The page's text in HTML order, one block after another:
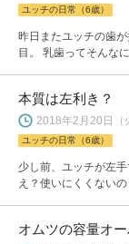
ユッチの日常（6歳）
昨日またユッチの歯
目。 乳歯ってそんな
本質は左利き？
2018年2月20日
ユッチの日常（6歳）
少し前、ユッチが左
え？使いにくくない
オムツの容量オー